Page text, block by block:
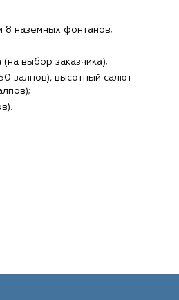
8 наземных фонтанов;
выбор заказчика);
залпов), высотный салют